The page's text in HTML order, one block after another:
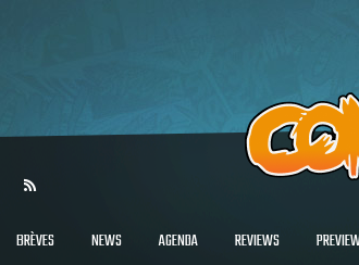
BRÈVES NEWS AGENDA REVIEWS